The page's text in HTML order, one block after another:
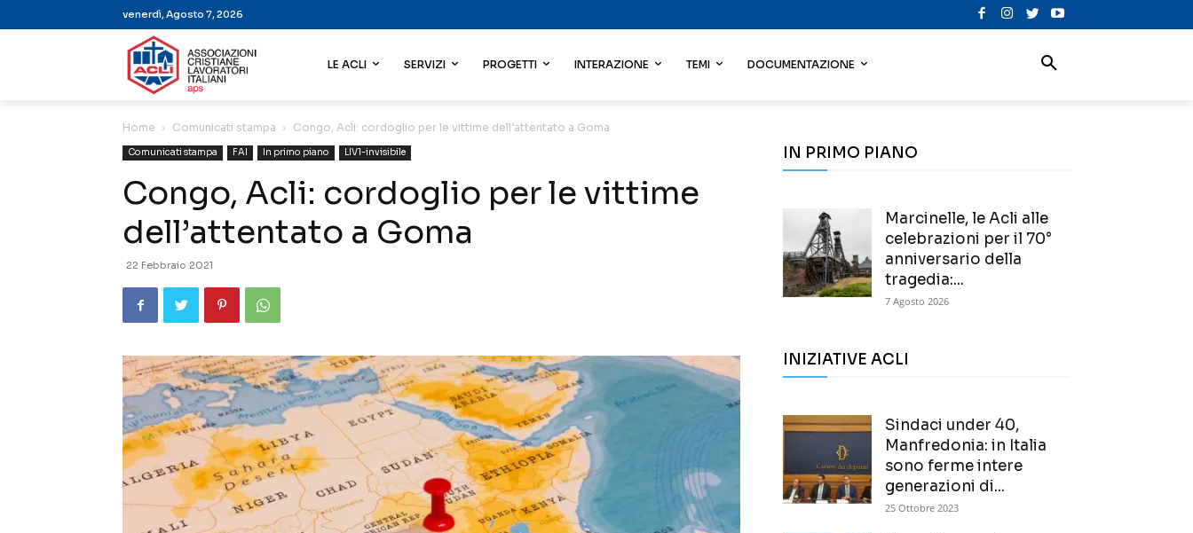
venerdì, Agosto 7, 2026
LE ACLI SERVIZI PROGETTI INTERAZIONE TEMI DOCUMENTAZIONE
Home Comunicati stampa Congo, Acli: cordoglio per le vittime dell’attentato a Goma
Comunicati stampa FAI In primo piano LIV1-invisibile
Congo, Acli: cordoglio per le vittime
dell’attentato a Goma
22 Febbraio 2021
IN PRIMO PIANO
Marcinelle, le Acli alle
celebrazioni per il 70°
anniversario della
tragedia:...
7 Agosto 2026
INIZIATIVE ACLI
Sindaci under 40,
Manfredonia: in Italia
sono ferme intere
generazioni di...
25 Ottobre 2023